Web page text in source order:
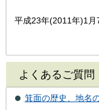
平成23年(2011年)1月
よくあるご質問
箕面の歴史、地名